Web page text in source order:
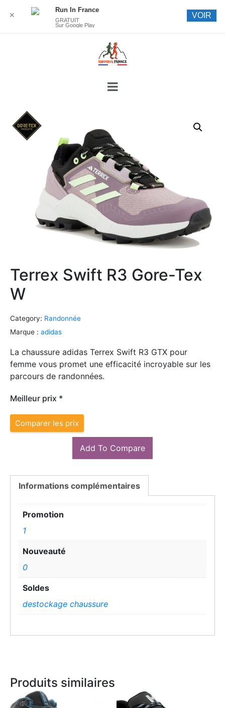
Terrex Swift R3 Gore-Tex
W
Category: Randonnée
Marque : adidas
La chaussure adidas Terrex Swift R3 GTX pour
femme vous promet une efficacité incroyable sur les
parcours de randonnées.
Meilleur prix *
Comparer les prix
Add To Compare
Informations complémentaires
Promotion
1
Nouveauté
0
Soldes
destockage chaussure
Produits similaires
✕
Run In France
GRATUIT
Sur Google Play
VOIR